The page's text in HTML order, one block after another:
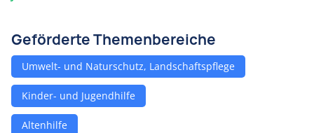
Geförderte Themenbereiche
Umwelt- und Naturschutz, Landschaftspflege
Kinder- und Jugendhilfe
Altenhilfe